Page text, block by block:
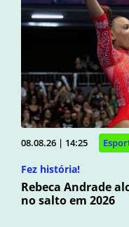
08.08.26 | 14:25
Fez história!
Rebeca Andrade
no salto em 2026